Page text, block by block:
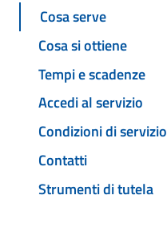
Cosa serve
Cosa si ottiene
Tempi e scadenze
Accedi al servizio
Condizioni di servizio
Contatti
Strumenti di tutela